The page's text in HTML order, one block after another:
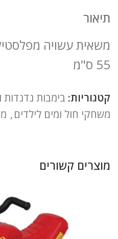
תיאור
משאית עשויה
55 ס"מ
קטגוריות: בימבות
משחקי חול ומים לילדים,
מוצרים קשורים